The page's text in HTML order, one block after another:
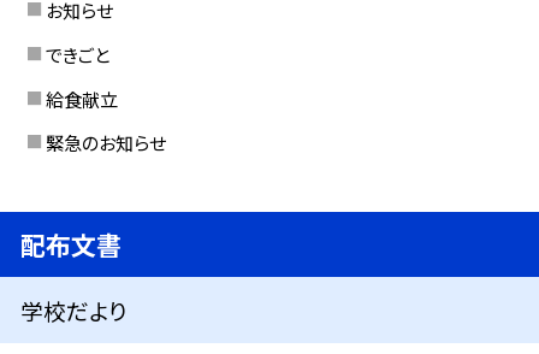
お知らせ
できごと
給食献立
緊急のお知らせ
配布文書
学校だより